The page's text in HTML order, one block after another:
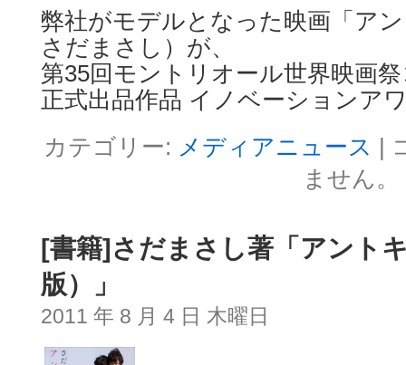
弊社がモデルとなった映画「ア
さだまさし）が、
第35回モントリオール世界映画
正式出品作品 イノベーションア
カテゴリー: メディアニュース
ません。
[書籍]さだまさし著「アント
版）」
2011 年 8 月 4 日 木曜日